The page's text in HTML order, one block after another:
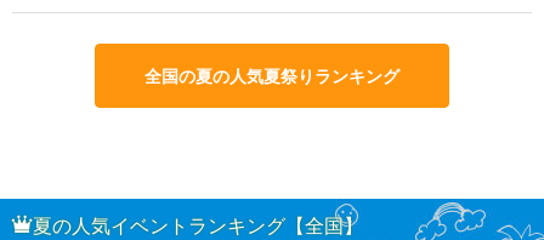
全国の夏の人気夏祭りランキング
夏の人気イベントランキング【全国】